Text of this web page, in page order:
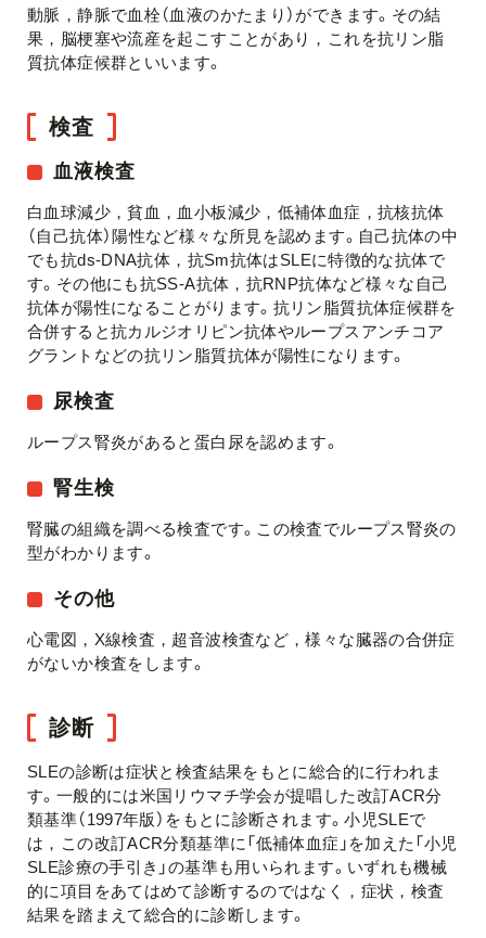
動脈，静脈で血栓（血液のかたまり）ができます。その結
果，脳梗塞や流産を起こすことがあり，これを抗リン脂
質抗体症候群といいます。
検査
血液検査
白血球減少，貧血，血小板減少，低補体血症，抗核抗体
（自己抗体）陽性など様々な所見を認めます。自己抗体の中
でも抗ds-DNA抗体，抗Sm抗体はSLEに特徴的な抗体で
す。その他にも抗SS-A抗体，抗RNP抗体など様々な自己
抗体が陽性になることがります。抗リン脂質抗体症候群を
合併すると抗カルジオリピン抗体やループスアンチコア
グラントなどの抗リン脂質抗体が陽性になります。
尿検査
ループス腎炎があると蛋白尿を認めます。
腎生検
腎臓の組織を調べる検査です。この検査でループス腎炎の
型がわかります。
その他
心電図，X線検査，超音波検査など，様々な臓器の合併症
がないか検査をします。
診断
SLEの診断は症状と検査結果をもとに総合的に行われま
す。一般的には米国リウマチ学会が提唱した改訂ACR分
類基準（1997年版）をもとに診断されます。小児SLEで
は，この改訂ACR分類基準に「低補体血症」を加えた「小児
SLE診療の手引き」の基準も用いられます。いずれも機械
的に項目をあてはめて診断するのではなく，症状，検査
結果を踏まえて総合的に診断します。